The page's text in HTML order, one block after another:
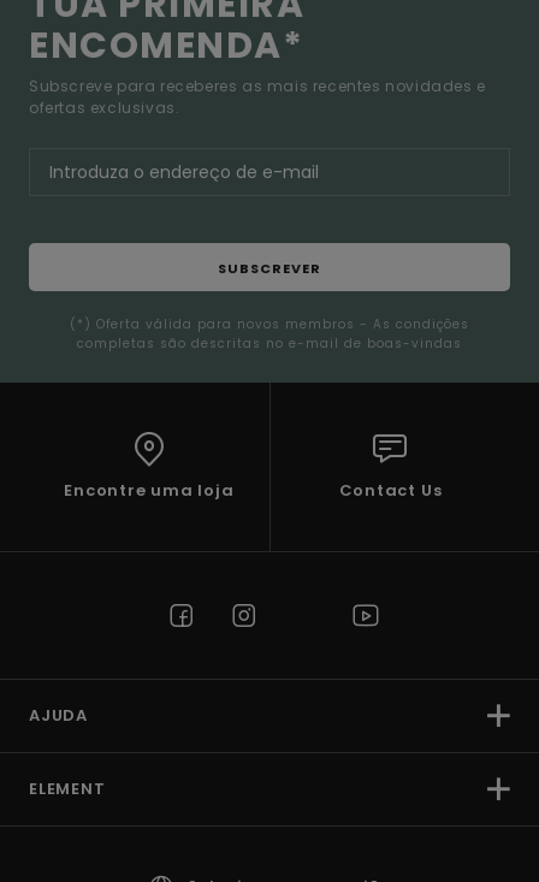
ENCOMENDA*
Subscreve para receberes as mais recentes novidades e
ofertas exclusivas.
SUBSCREVER
(*) Oferta válida para novos membros - As condições
completas são descritas no e-mail de boas-vindas
Encontre uma loja Contact Us
AJUDA
ELEMENT